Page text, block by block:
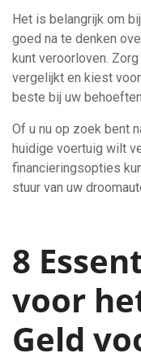
Het is belangrijk om
goed na te denken
kunt veroorloven.
vergelijkt en kiest
beste bij uw
Of u nu op zoek bent
huidige voertuig wilt
financieringsopties
stuur van uw
8
voor
Geld